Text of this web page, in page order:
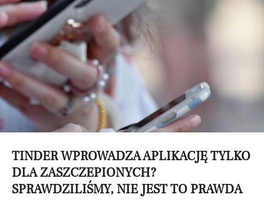
TINDER WPROWADZA APLIKACJĘ TYLKO
DLA ZASZCZEPIONYCH?
SPRAWDZILIŚMY, NIE JEST TO PRAWDA